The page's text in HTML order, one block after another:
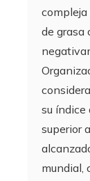
compleja
de grasa
su índice
superior
mundial,